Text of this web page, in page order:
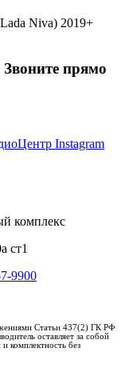
Niva) 2019+
Звоните прямо
комплекс
ст1
9900
Статьи 437(2) ГК РФ
оставляет за собой
комплектность без